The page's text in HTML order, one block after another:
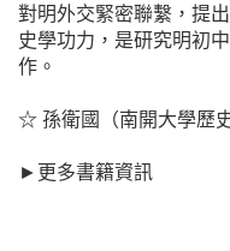
對明外交緊密聯繫，提
史學功力，是研究明初
作。
☆ 孫衛國（南開大學歷
► 更多書籍資訊